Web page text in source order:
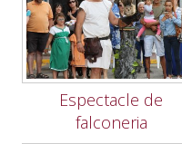
Espectacle de
falconeria